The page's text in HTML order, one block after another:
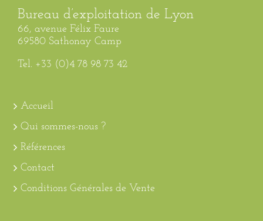
Bureau d’exploitation de Lyon
66, avenue Félix Faure
69580 Sathonay Camp
Tel. +33 (0)4 78 98 73 42
Accueil
Qui sommes-nous ?
Références
Contact
Conditions Générales de Vente